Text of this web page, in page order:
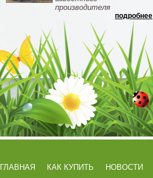
производителя
подробнее
ГЛАВНАЯ КАК КУПИТЬ НОВОСТИ